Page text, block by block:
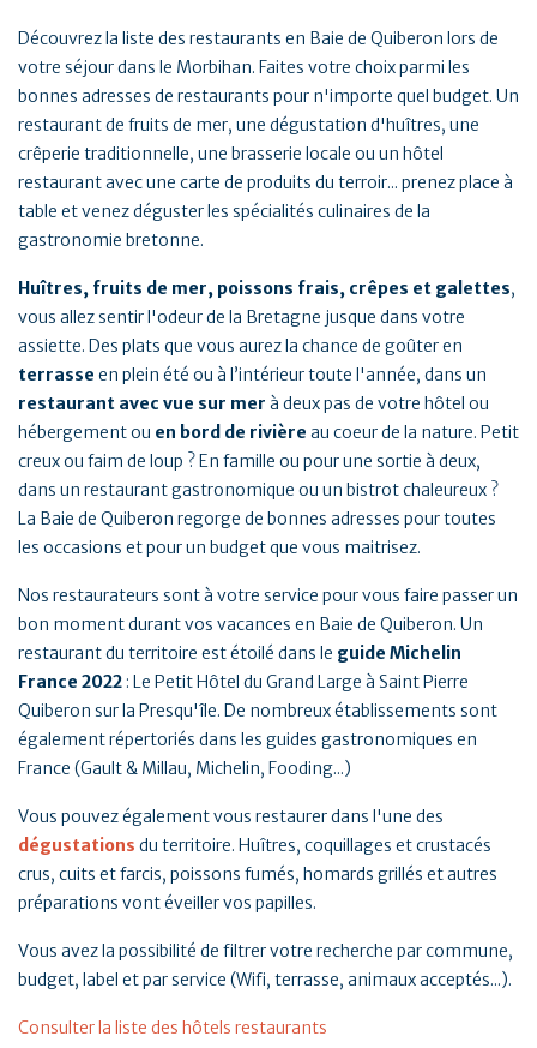
Découvrez la liste des restaurants en Baie de Quiberon lors de
votre séjour dans le Morbihan. Faites votre choix parmi les
bonnes adresses de restaurants pour n'importe quel budget. Un
restaurant de fruits de mer, une dégustation d'huîtres, une
crêperie traditionnelle, une brasserie locale ou un hôtel
restaurant avec une carte de produits du terroir... prenez place à
table et venez déguster les spécialités culinaires de la
gastronomie bretonne.
Huîtres, fruits de mer, poissons frais, crêpes et galettes,
vous allez sentir l'odeur de la Bretagne jusque dans votre
assiette. Des plats que vous aurez la chance de goûter en
terrasse en plein été ou à l’intérieur toute l'année, dans un
restaurant avec vue sur mer à deux pas de votre hôtel ou
hébergement ou en bord de rivière au coeur de la nature. Petit
creux ou faim de loup ? En famille ou pour une sortie à deux,
dans un restaurant gastronomique ou un bistrot chaleureux ?
La Baie de Quiberon regorge de bonnes adresses pour toutes
les occasions et pour un budget que vous maitrisez.
Nos restaurateurs sont à votre service pour vous faire passer un
bon moment durant vos vacances en Baie de Quiberon. Un
restaurant du territoire est étoilé dans le guide Michelin
France 2022 : Le Petit Hôtel du Grand Large à Saint Pierre
Quiberon sur la Presqu'île. De nombreux établissements sont
également répertoriés dans les guides gastronomiques en
France (Gault & Millau, Michelin, Fooding...)
Vous pouvez également vous restaurer dans l'une des
dégustations du territoire. Huîtres, coquillages et crustacés
crus, cuits et farcis, poissons fumés, homards grillés et autres
préparations vont éveiller vos papilles.
Vous avez la possibilité de filtrer votre recherche par commune,
budget, label et par service (Wifi, terrasse, animaux acceptés...).
Consulter la liste des hôtels restaurants